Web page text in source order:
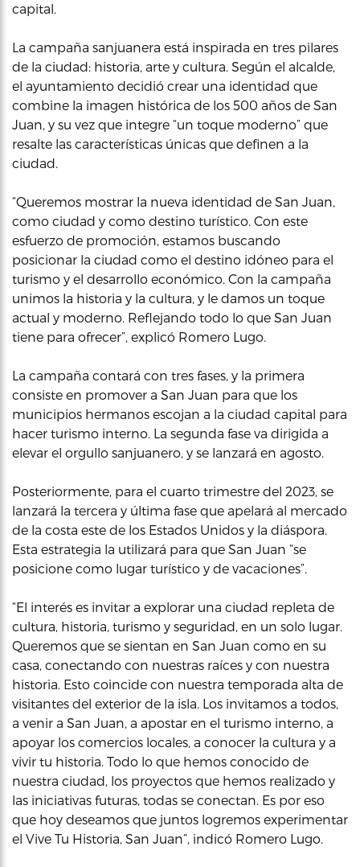
capital.
La campaña sanjuanera está inspirada en tres pilares
de la ciudad: historia, arte y cultura. Según el alcalde,
el ayuntamiento decidió crear una identidad que
combine la imagen histórica de los 500 años de San
Juan, y su vez que integre “un toque moderno” que
resalte las características únicas que definen a la
ciudad.
“Queremos mostrar la nueva identidad de San Juan,
como ciudad y como destino turístico. Con este
esfuerzo de promoción, estamos buscando
posicionar la ciudad como el destino idóneo para el
turismo y el desarrollo económico. Con la campaña
unimos la historia y la cultura, y le damos un toque
actual y moderno. Reflejando todo lo que San Juan
tiene para ofrecer”, explicó Romero Lugo.
La campaña contará con tres fases, y la primera
consiste en promover a San Juan para que los
municipios hermanos escojan a la ciudad capital para
hacer turismo interno. La segunda fase va dirigida a
elevar el orgullo sanjuanero, y se lanzará en agosto.
Posteriormente, para el cuarto trimestre del 2023, se
lanzará la tercera y última fase que apelará al mercado
de la costa este de los Estados Unidos y la diáspora.
Esta estrategia la utilizará para que San Juan “se
posicione como lugar turístico y de vacaciones”.
“El interés es invitar a explorar una ciudad repleta de
cultura, historia, turismo y seguridad, en un solo lugar.
Queremos que se sientan en San Juan como en su
casa, conectando con nuestras raíces y con nuestra
historia. Esto coincide con nuestra temporada alta de
visitantes del exterior de la isla. Los invitamos a todos,
a venir a San Juan, a apostar en el turismo interno, a
apoyar los comercios locales, a conocer la cultura y a
vivir tu historia. Todo lo que hemos conocido de
nuestra ciudad, los proyectos que hemos realizado y
las iniciativas futuras, todas se conectan. Es por eso
que hoy deseamos que juntos logremos experimentar
el Vive Tu Historia, San Juan”, indicó Romero Lugo.